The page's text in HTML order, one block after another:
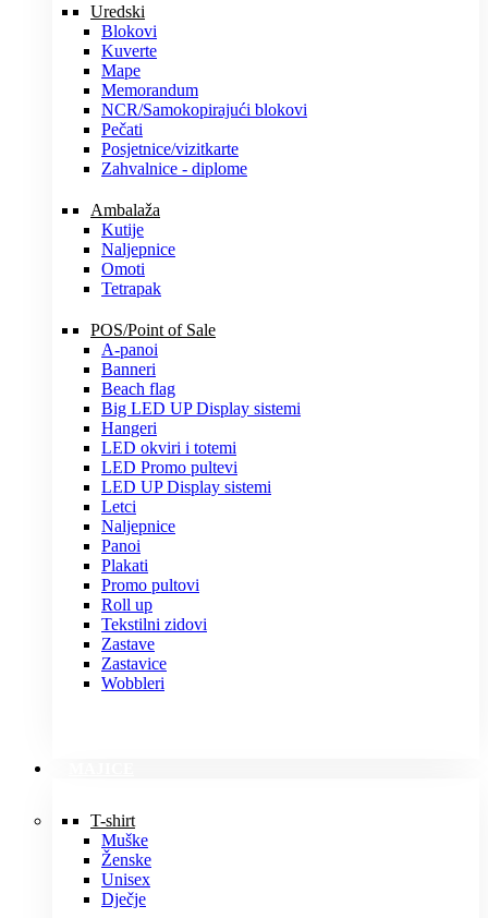
Uredski
Blokovi
Kuverte
Mape
Memorandum
NCR/Samokopirajući blokovi
Pečati
Posjetnice/vizitkarte
Zahvalnice - diplome
Ambalaža
Kutije
Naljepnice
Omoti
Tetrapak
POS/Point of Sale
A-panoi
Banneri
Beach flag
Big LED UP Display sistemi
Hangeri
LED okviri i totemi
LED Promo pultevi
LED UP Display sistemi
Letci
Naljepnice
Panoi
Plakati
Promo pultovi
Roll up
Tekstilni zidovi
Zastave
Zastavice
Wobbleri
T-shirt
Muške
Ženske
Unisex
Dječje